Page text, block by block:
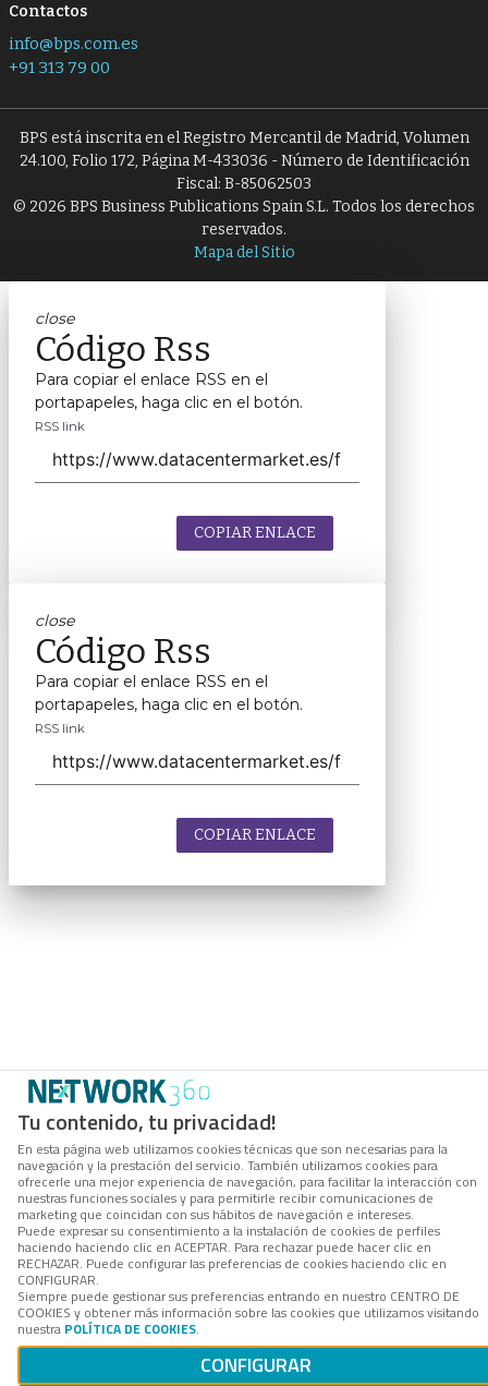
Tu contenido, tu privacidad!
En esta página web utilizamos cookies técnicas que son necesarias para la
navegación y la prestación del servicio. También utilizamos cookies para
ofrecerle una mejor experiencia de navegación, para facilitar la interacción con
nuestras funciones sociales y para permitirle recibir comunicaciones de
marketing que coincidan con sus hábitos de navegación e intereses.
Puede expresar su consentimiento a la instalación de cookies de perfiles
haciendo haciendo clic en ACEPTAR. Para rechazar puede hacer clic en
RECHAZAR. Puede configurar las preferencias de cookies haciendo clic en
CONFIGURAR.
Siempre puede gestionar sus preferencias entrando en nuestro CENTRO DE
COOKIES y obtener más información sobre las cookies que utilizamos visitando
nuestra POLÍTICA DE COOKIES.
CONFIGURAR
Contactos
info@bps.com.es
+91 313 79 00
BPS está inscrita en el Registro Mercantil de Madrid, Volumen
24.100, Folio 172, Página M-433036 - Número de Identificación
Fiscal: B-85062503
© 2026 BPS Business Publications Spain S.L. Todos los derechos
reservados.
Mapa del Sitio
close
Código Rss
Para copiar el enlace RSS en el
portapapeles, haga clic en el botón.
RSS link
COPIAR ENLACE
close
Código Rss
Para copiar el enlace RSS en el
portapapeles, haga clic en el botón.
RSS link
COPIAR ENLACE